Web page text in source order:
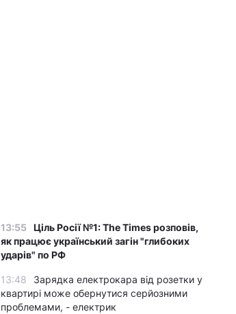
13:55 Ціль Росії №1: The Times розповів,
як працює український загін "глибоких
ударів" по РФ
13:48
Зарядка електрокара від розетки у
квартирі може обернутися серйозними
проблемами, - електрик